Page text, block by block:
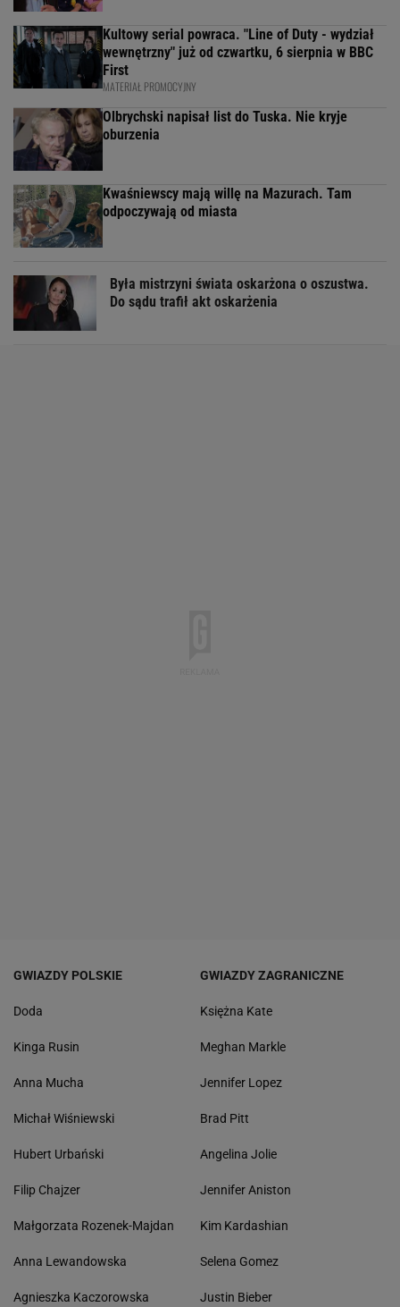
Kultowy serial powraca. "Line of Duty - wydział
wewnętrzny" już od czwartku, 6 sierpnia w BBC
First
MATERIAŁ PROMOCYJNY
Olbrychski napisał list do Tuska. Nie kryje
oburzenia
Kwaśniewscy mają willę na Mazurach. Tam
odpoczywają od miasta
Była mistrzyni świata oskarżona o oszustwa.
Do sądu trafił akt oskarżenia
GWIAZDY POLSKIE
Doda
Kinga Rusin
Anna Mucha
Michał Wiśniewski
Hubert Urbański
Filip Chajzer
Małgorzata Rozenek-Majdan
Anna Lewandowska
Agnieszka Kaczorowska
GWIAZDY ZAGRANICZNE
Księżna Kate
Meghan Markle
Jennifer Lopez
Brad Pitt
Angelina Jolie
Jennifer Aniston
Kim Kardashian
Selena Gomez
Justin Bieber